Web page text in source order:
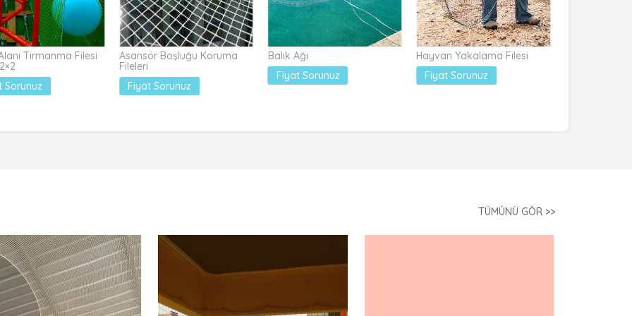
Tırmanma Filesi
Sorunuz
Asansör Boşluğu Koruma
Fileleri
Fiyat Sorunuz
Balık Ağı
Fiyat Sorunuz
Hayvan Yakalama Filesi
Fiyat Sorunuz
TÜMÜNÜ GÖR >>